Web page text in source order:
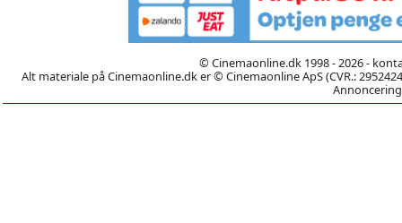
© Cinemaonline.dk 1998 - 2026 -
Alt materiale på Cinemaonline.dk er © Cinemaonline ApS (CVR.: